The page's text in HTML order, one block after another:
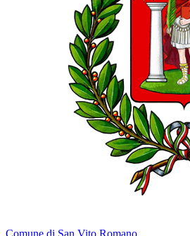
Comune di San Vito Romano